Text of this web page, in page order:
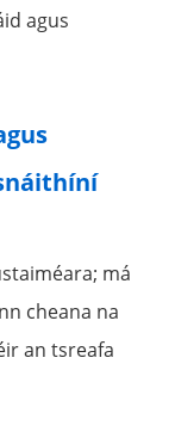
agus
má
cheana na
an tsreafa